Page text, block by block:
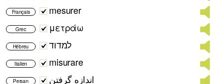
Français mesurer
Grec μετράω
Hébreu למדוד
Italien misurare
Persan اندازه گرفتن